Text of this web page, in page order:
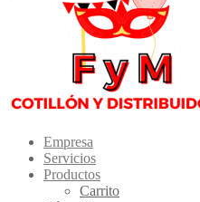
Empresa
Servicios
Productos
Carrito